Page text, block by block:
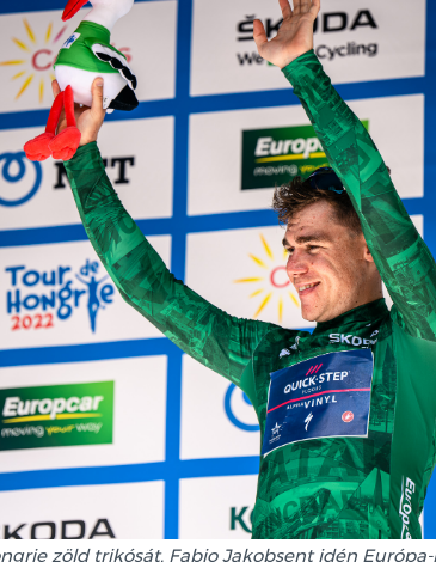
zöld trikósát, Fabio Jakobsent idén